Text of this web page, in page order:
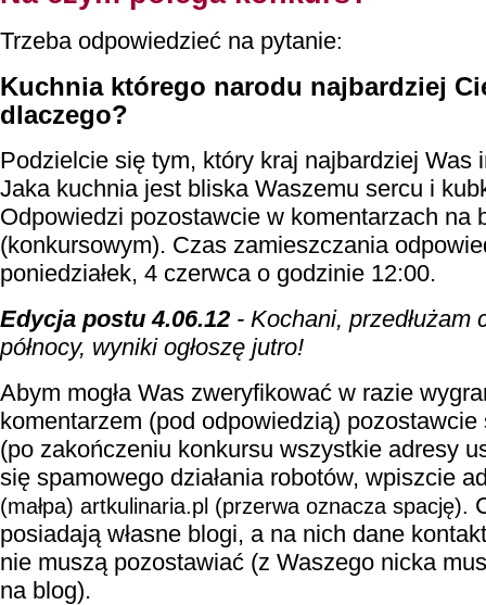
Trzeba odpowiedzieć na pytanie:
Kuchnia którego narodu najbardziej
dlaczego?
Podzielcie się tym, który kraj najbardziej Was
Jaka kuchnia jest bliska Waszemu sercu i
Odpowiedzi pozostawcie w komentarzach na
(konkursowym). Czas zamieszczania
poniedziałek, 4 czerwca o godzinie 12:00.
Edycja postu 4.06.12 - Kochani, przedłużam
północy, wyniki ogłoszę jutro!
Abym mogła Was zweryfikować w razie
komentarzem (pod odpowiedzią)
(po zakończeniu konkursu wszystkie adresy
się spamowego działania robotów, wpiszcie
(małpa) artkulinaria.pl (przerwa oznacza spację).
posiadają własne blogi, a na nich dane
nie muszą pozostawiać (z Waszego nicka
na blog).